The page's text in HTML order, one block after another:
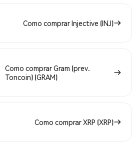
Como comprar Injective (INJ)
Como comprar Gram (prev.
Toncoin) (GRAM)
Como comprar XRP (XRP)